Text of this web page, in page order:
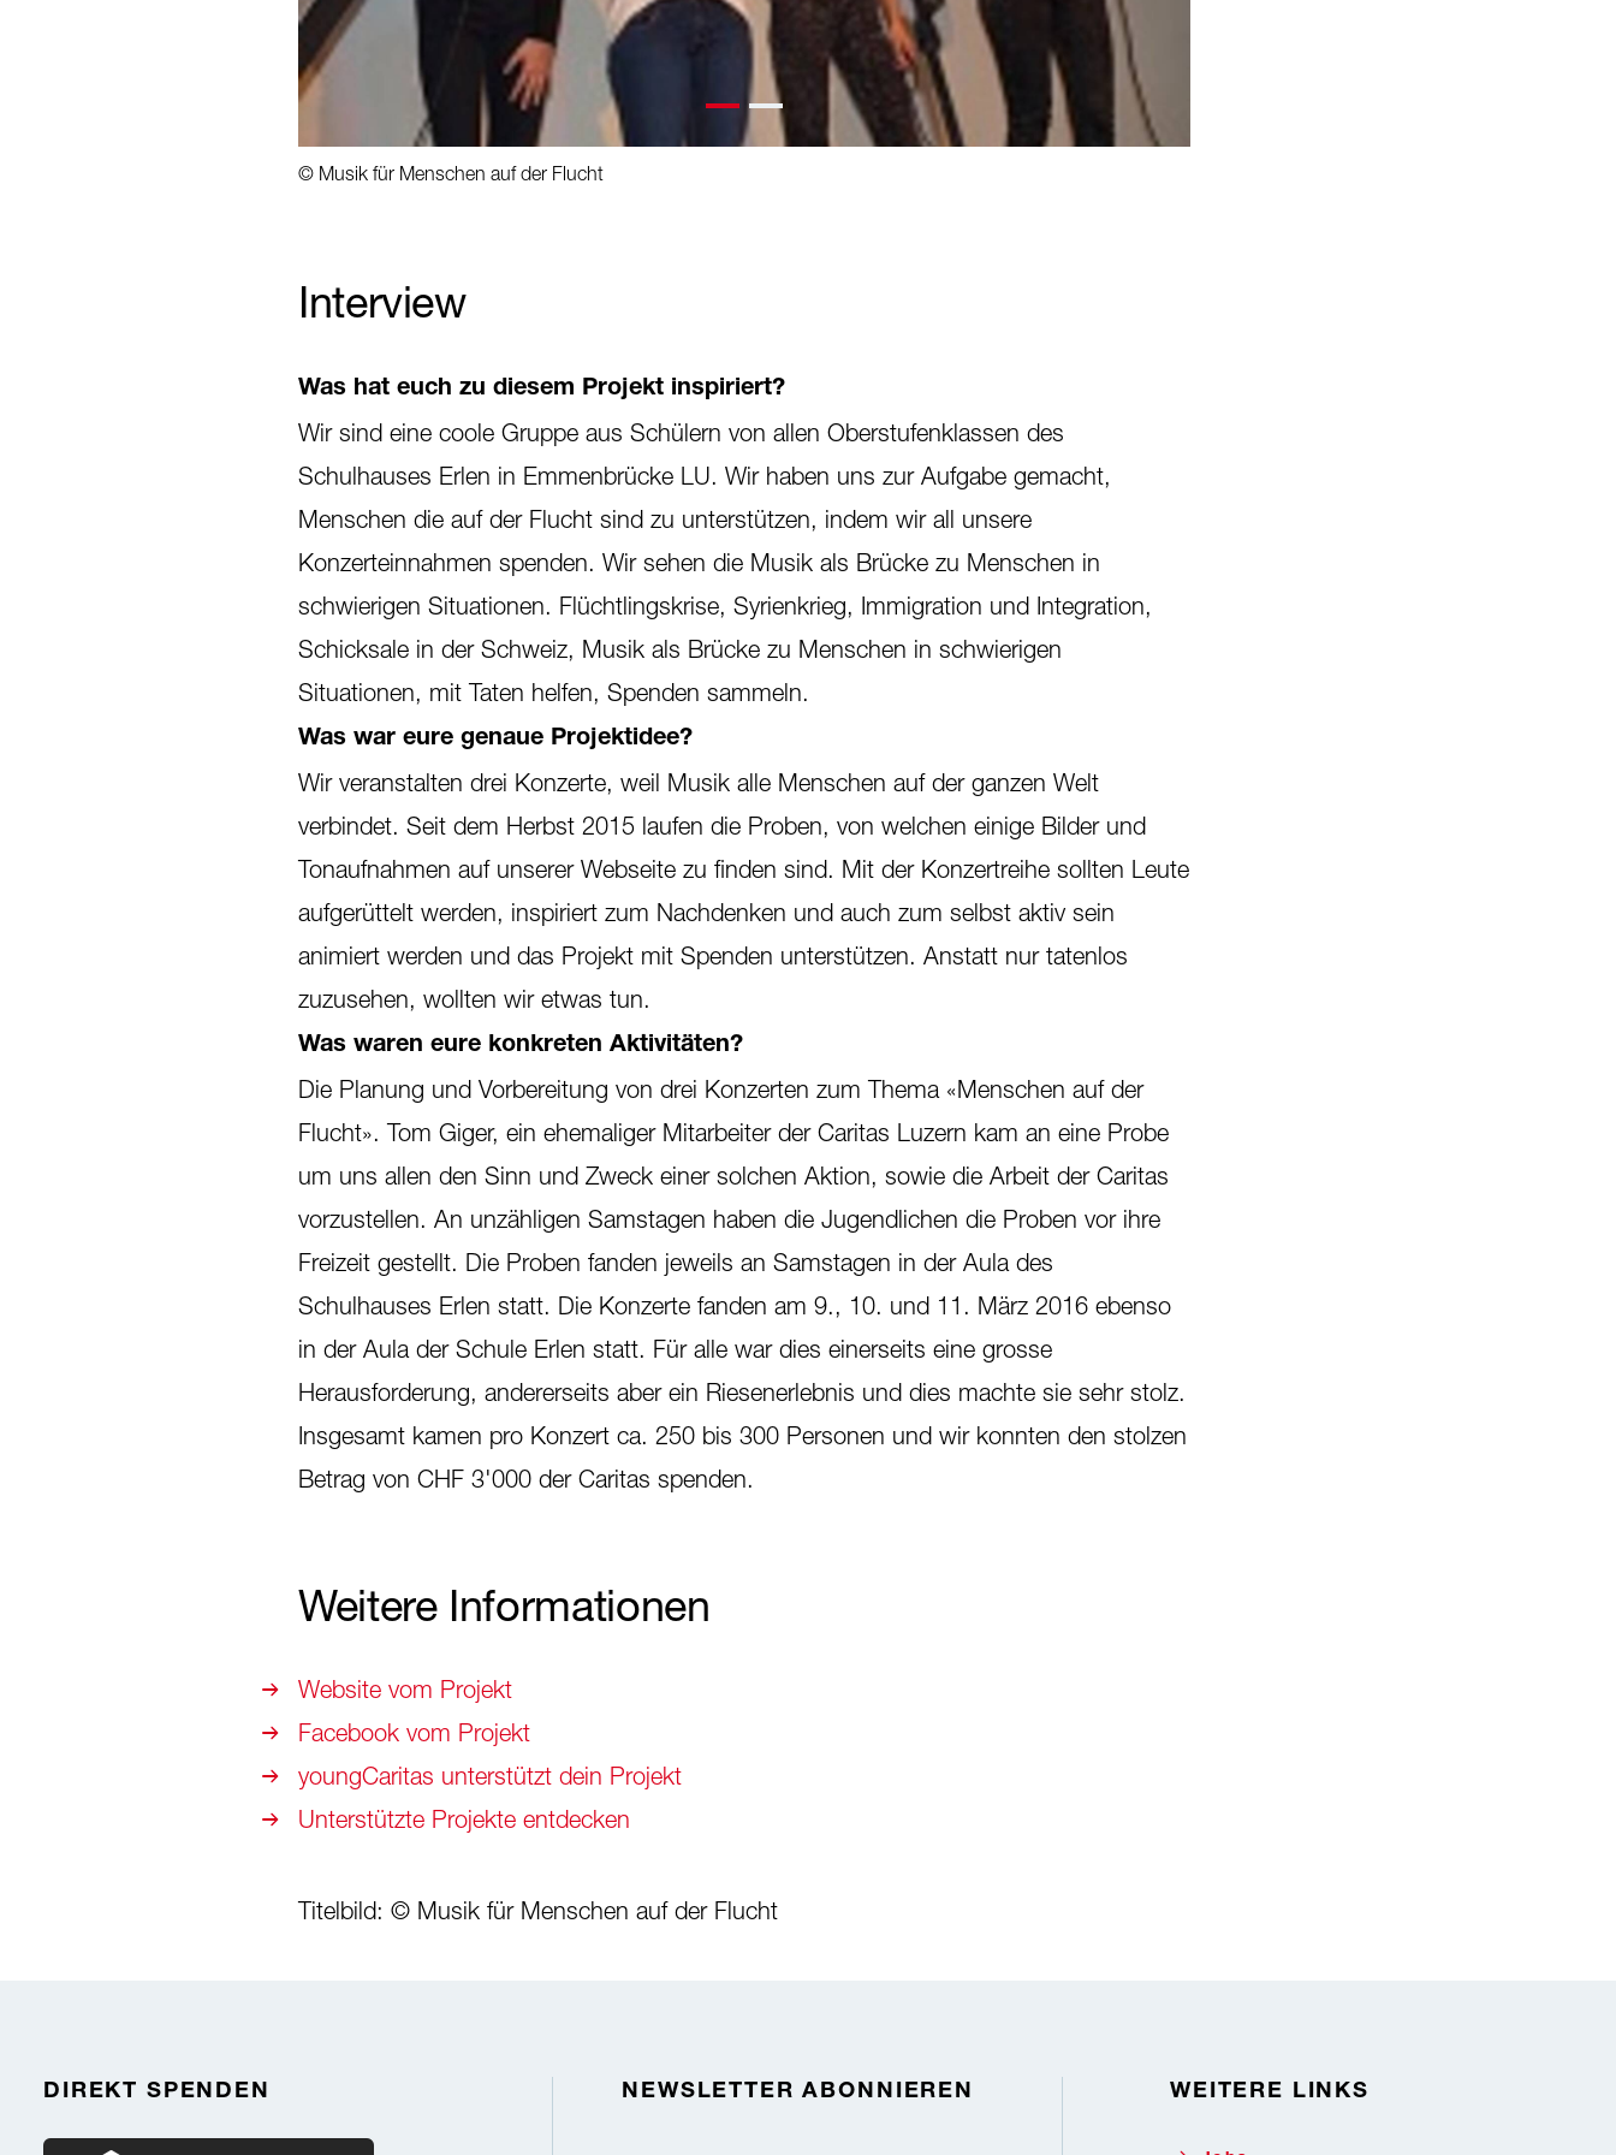
© Musik für Menschen auf der Flucht
Interview
Was hat euch zu diesem Projekt inspiriert?
Wir sind eine coole Gruppe aus Schülern von allen Oberstufenklassen des
Schulhauses Erlen in Emmenbrücke LU. Wir haben uns zur Aufgabe gemacht,
Menschen die auf der Flucht sind zu unterstützen, indem wir all unsere
Konzerteinnahmen spenden. Wir sehen die Musik als Brücke zu Menschen in
schwierigen Situationen. Flüchtlingskrise, Syrienkrieg, Immigration und Integration,
Schicksale in der Schweiz, Musik als Brücke zu Menschen in schwierigen
Situationen, mit Taten helfen, Spenden sammeln.
Was war eure genaue Projektidee?
Wir veranstalten drei Konzerte, weil Musik alle Menschen auf der ganzen Welt
verbindet. Seit dem Herbst 2015 laufen die Proben, von welchen einige Bilder und
Tonaufnahmen auf unserer Webseite zu finden sind. Mit der Konzertreihe sollten Leute
aufgerüttelt werden, inspiriert zum Nachdenken und auch zum selbst aktiv sein
animiert werden und das Projekt mit Spenden unterstützen. Anstatt nur tatenlos
zuzusehen, wollten wir etwas tun.
Was waren eure konkreten Aktivitäten?
Die Planung und Vorbereitung von drei Konzerten zum Thema «Menschen auf der
Flucht». Tom Giger, ein ehemaliger Mitarbeiter der Caritas Luzern kam an eine Probe
um uns allen den Sinn und Zweck einer solchen Aktion, sowie die Arbeit der Caritas
vorzustellen. An unzähligen Samstagen haben die Jugendlichen die Proben vor ihre
Freizeit gestellt. Die Proben fanden jeweils an Samstagen in der Aula des
Schulhauses Erlen statt. Die Konzerte fanden am 9., 10. und 11. März 2016 ebenso
in der Aula der Schule Erlen statt. Für alle war dies einerseits eine grosse
Herausforderung, andererseits aber ein Riesenerlebnis und dies machte sie sehr stolz.
Insgesamt kamen pro Konzert ca. 250 bis 300 Personen und wir konnten den stolzen
Betrag von CHF 3'000 der Caritas spenden.
Weitere Informationen
Website vom Projekt
Facebook vom Projekt
youngCaritas unterstützt dein Projekt
Unterstützte Projekte entdecken
Titelbild: © Musik für Menschen auf der Flucht
DIREKT SPENDEN NEWSLETTER ABONNIEREN WEITERE LINKS